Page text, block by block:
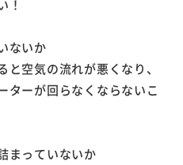
！
ないか
空気の流れが悪くなり、
ターが回らなくならないこ
まっていないか